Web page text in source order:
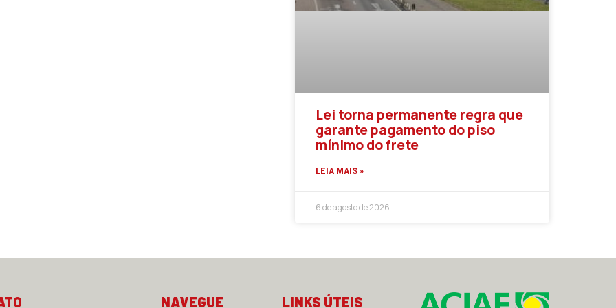
Lei torna permanente regra que
garante pagamento do piso
mínimo do frete
LEIA MAIS »
6 de agosto de 2026
NAVEGUE LINKS ÚTEIS